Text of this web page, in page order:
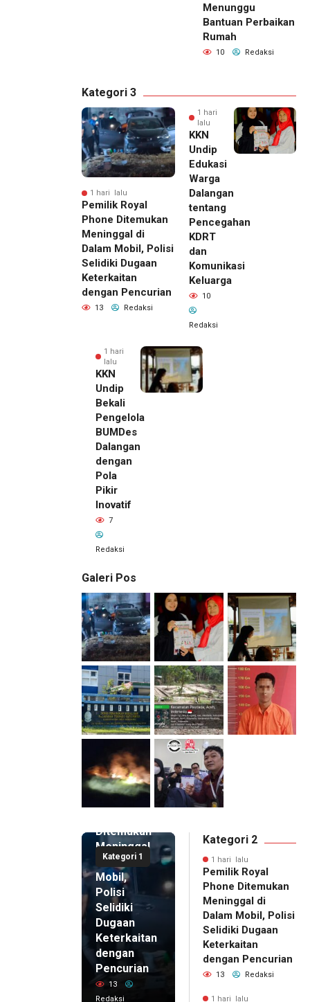
Menunggu
Bantuan Perbaikan
Rumah
10 Redaksi
Kategori 3
1 hari lalu
Pemilik Royal
Phone Ditemukan
Meninggal di
Dalam Mobil, Polisi
Selidiki Dugaan
Keterkaitan
dengan Pencurian
13 Redaksi
1 hari
lalu
KKN
Undip
Edukasi
Warga
Dalangan
tentang
Pencegahan
KDRT
dan
Komunikasi
Keluarga
10
Redaksi
1 hari
lalu
KKN
Undip
Bekali
Pengelola
BUMDes
Dalangan
dengan
Pola
Pikir
Inovatif
7
Redaksi
Galeri Pos
Kategori 1
1 hari lalu
Pemilik
Ditemukan
Meninggal
di Dalam
Mobil,
Polisi
Selidiki
Dugaan
Keterkaitan
dengan
Pencurian
13
Redaksi
Kategori 2
1 hari lalu
Pemilik Royal
Phone Ditemukan
Meninggal di
Dalam Mobil, Polisi
Selidiki Dugaan
Keterkaitan
dengan Pencurian
13 Redaksi
1 hari lalu